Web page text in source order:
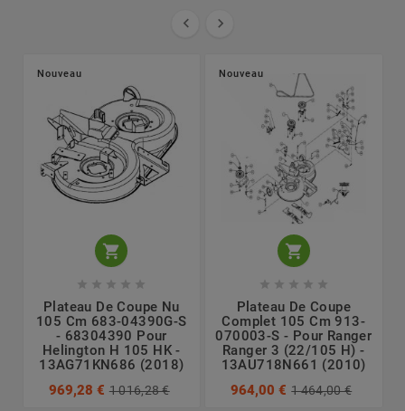
 
Nouveau

    
Plateau De Coupe Nu
105 Cm 683-04390G-S
- 68304390 Pour
Helington H 105 HK -
13AG71KN686 (2018)
969,28 € 1 016,28 €
Nouveau

    
Plateau De Coupe
Complet 105 Cm 913-
070003-S - Pour Ranger
Ranger 3 (22/105 H) -
13AU718N661 (2010)
964,00 € 1 464,00 €